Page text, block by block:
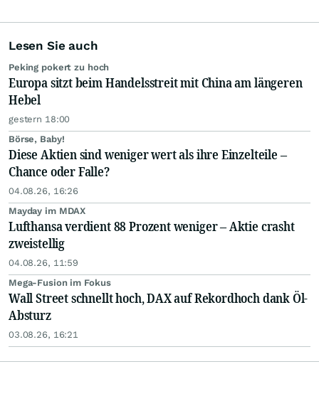
Lesen Sie auch
Peking pokert zu hoch
Europa sitzt beim Handelsstreit mit China am längeren
Hebel
gestern 18:00
Börse, Baby!
Diese Aktien sind weniger wert als ihre Einzelteile –
Chance oder Falle?
04.08.26, 16:26
Mayday im MDAX
Lufthansa verdient 88 Prozent weniger – Aktie crasht
zweistellig
04.08.26, 11:59
Mega-Fusion im Fokus
Wall Street schnellt hoch, DAX auf Rekordhoch dank Öl-
Absturz
03.08.26, 16:21